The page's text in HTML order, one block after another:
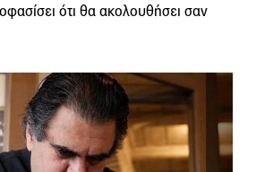
ότι θα ακολουθήσει σαν